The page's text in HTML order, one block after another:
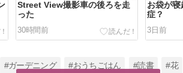
Street View撮影車の後ろを走
った
30時間前
お袋が
症？
3日前
#ガーデニング #おうちごはん #読書 #花